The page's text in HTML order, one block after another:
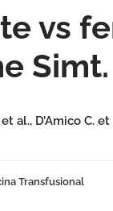
vs
Simt.
al., D’Amico C. et
Transfusional